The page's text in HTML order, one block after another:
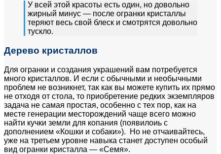
У всей этой красоты есть один, но довольно
жирный минус — после огранки кристаллы
теряют весь свой блеск и смотрятся довольно
тускло.
Дерево кристаллов
Для огранки и создания украшений вам потребуется
много кристаллов. И если с обычными и необычными
проблем не возникнет, так как вы можете купить их прямо
не отходя от стола, то приобретение редких экземпляров
задача не самая простая, особенно с тех пор, как на
месте генерации месторождений чаще всего можно
найти кучки земли для копания (появилоиь с
дополнением «Кошки и собаки»). Но не отчаивайтесь,
уже на третьем уровне навыка станет доступен особый
вид огранки кристалла — «Семя».